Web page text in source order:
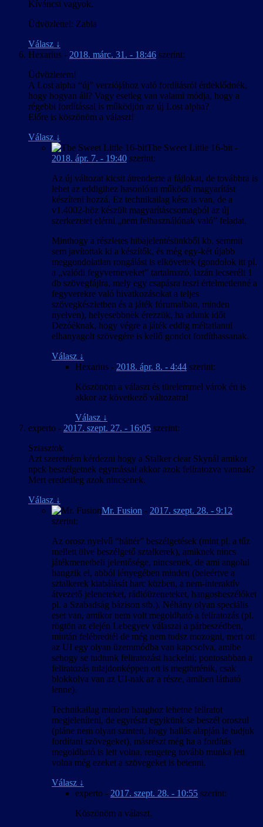
Kíváncsi vagyok.
Üdvözlettel: Zabla
Válasz ↓
Hexarius - 2018. márc. 31. - 18:46 szerint:
Üdvözletem!
A Lost alpha “új” verziójához való fordításról érdeklődnék,
hogy hogyan áll? Vagy esetleg van valami módja, hogy a
régebbi fordítással is működjön az új Lost alpha?
Előre is köszönöm a választ!
Válasz ↓
The Sweet Little 16-bit -
2018. ápr. 7. - 19:40 szerint:
Az új változat kicsit átrendezte a fájlokat, de továbbra is
lehet az eddigihez hasonlóan működő magyarítást
készíteni hozzá. Ez technikailag kész is van, de a
v1.4002-höz készült magyarításcsomagból az új
szerkezetet elérni „nem felhasználónak való” feladat.
Minthogy a részletes hibajelentésünkből kb. semmit
sem javítottak ki a készítők, és még egy-két újabb
meggondolatlan rongálást is elkövettek (gondolok itt pl.
a „valódi fegyverneveket” tartalmazó, lazán lecserélt 1
db szövegfájlra, mely egy csapásra teszi értelmetlenné a
fegyverekre való hivatkozásokat a teljes
szövegkészletben és a játék fórumaiban, minden
nyelven), helyesebbnek érezzük, ha adunk időt
Dezóéknak, hogy végre a játék eddig méltatlanul
elhanyagolt szövegére is kellő gondot fordíthassanak.
Válasz ↓
Hexarius - 2018. ápr. 8. - 4:44 szerint:
Köszönöm a választ és türelemmel várok én is
akkor az következő változatra!
Válasz ↓
experto - 2017. szept. 27. - 16:05 szerint:
Sziasztok
Azt szeretném kérdezni hogy a Stalker clear Skynál amikor
npck beszélgetnek egymással akkor azok feliratozva vannak?
Mert eredetileg azok nincsenek.
Válasz ↓
Mr. Fusion - 2017. szept. 28. - 9:12
szerint:
Az orosz nyelvű “háttér” beszélgetések (mint pl. a tűz
mellett ülve beszélgető sztalkerek), amiknek nincs
játékmenetbeli jelentősége, nincsenek, de ami angolul
hangzik el, abból lényegében minden (beleértve a
sztalkerek kiabálását harc közben, a nem-interaktív
átvezető jeleneteket, rádióüzeneteket, hangosbeszélőket
pl. a Szabadság bázison stb.). Néhány olyan speciális
eset van, amikor nem volt megoldható a feliratozás (pl.
rögtön az elején Lebegyev válaszai a párbeszédben,
miután felébredtél de még nem tudsz mozogni, mert ott
az UI egy olyan üzemmódba van kapcsolva, amibe
sehogy se tudtunk feliratozást hackelni; pontosabban a
feliratozás tulajdonképpen ott is megtörténik, csak
blokkolva van az UI-nak az a része, amiben látható
lenne).
Technikailag minden hanghoz lehetne feliratot
megjeleníteni, de egyrészt egyikünk se beszél oroszul
(pláne nem olyan szinten, hogy hallás alapján le tudjuk
fordítani szövegeket), másrészt még ha a fordítás
megoldható is lett volna, rengeteg tovább munka lett
volna még ezeket a szövegeket is betenni.
Válasz ↓
experto - 2017. szept. 28. - 10:55 szerint:
Köszönöm a választ.